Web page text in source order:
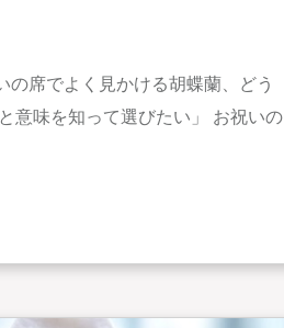
席でよく見かける胡蝶蘭、どう
意味を知って選びたい」 お祝いの